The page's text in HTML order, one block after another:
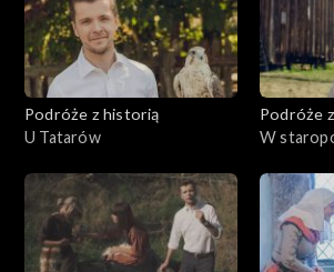
Podróże z historią
U Tatarów
Podróże
W